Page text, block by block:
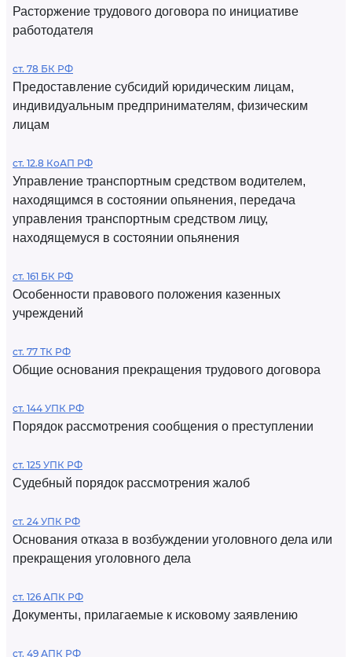
Расторжение трудового договора по инициативе
работодателя
ст. 78 БК РФ
Предоставление субсидий юридическим лицам,
индивидуальным предпринимателям, физическим
лицам
ст. 12.8 КоАП РФ
Управление транспортным средством водителем,
находящимся в состоянии опьянения, передача
управления транспортным средством лицу,
находящемуся в состоянии опьянения
ст. 161 БК РФ
Особенности правового положения казенных
учреждений
ст. 77 ТК РФ
Общие основания прекращения трудового договора
ст. 144 УПК РФ
Порядок рассмотрения сообщения о преступлении
ст. 125 УПК РФ
Судебный порядок рассмотрения жалоб
ст. 24 УПК РФ
Основания отказа в возбуждении уголовного дела или
прекращения уголовного дела
ст. 126 АПК РФ
Документы, прилагаемые к исковому заявлению
ст. 49 АПК РФ